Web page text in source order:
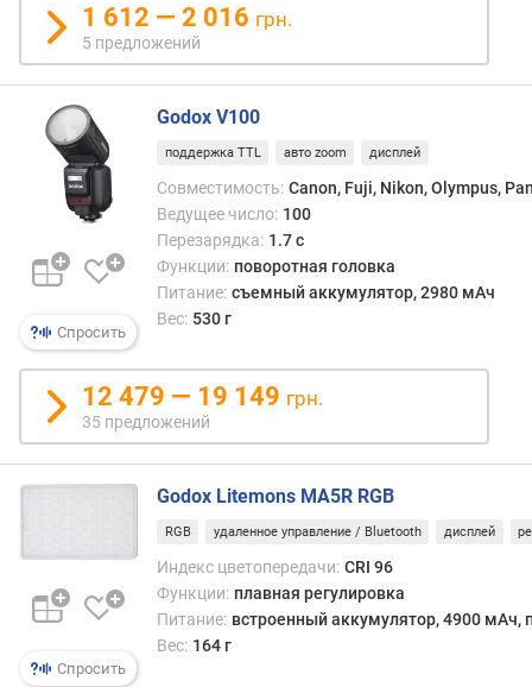
о
в
е
щ
е
и
я
°
)
и
н
д
е
т
п
1 612 — 2 016 грн.
5 предложений
Спросить
Godox V100
поддержка TTL авто zoom дисплей
Совместимость: Canon, Fuji, Nikon, Olympus,
Ведущее число: 100
Перезарядка: 1.7 с
Функции: поворотная головка
Питание: съемный аккумулятор, 2980 мАч
Вес: 530 г
12 479 — 19 149 грн.
35 предложений
Спросить
Godox Litemons MA5R RGB
RGB удаленное управление / Bluetooth дисплей
Индекс цветопередачи: CRI 96
Функции: плавная регулировка
Питание: встроенный аккумулятор, 4900 мАч,
Вес: 164 г